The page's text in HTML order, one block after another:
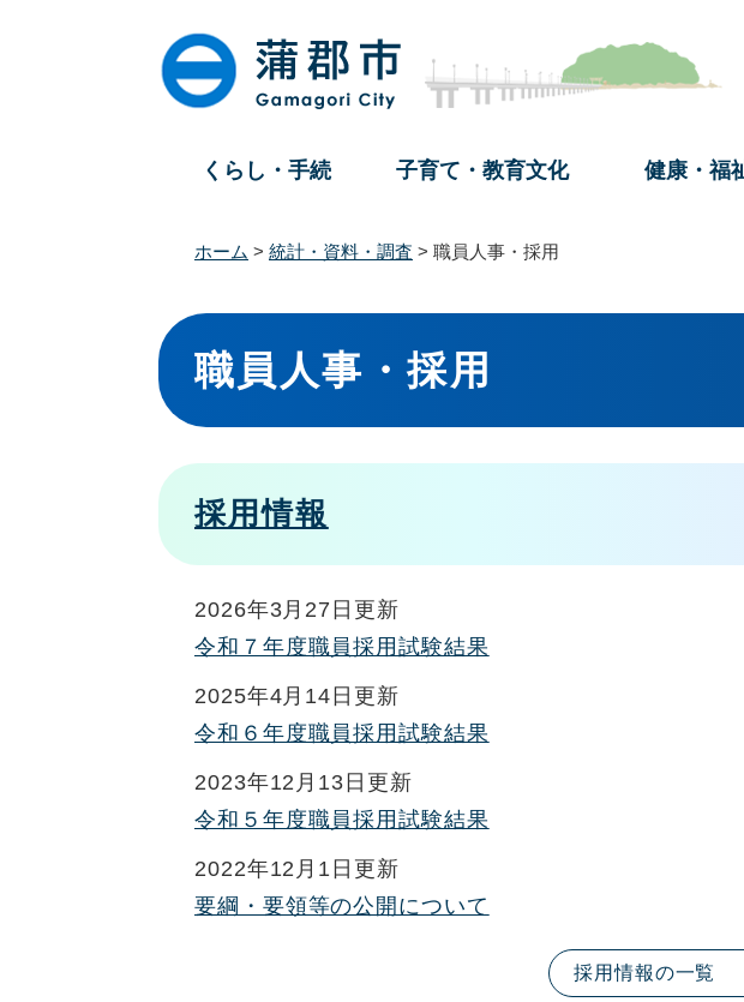
くらし・手続 子育て・教育文化 健康・福
ホーム > 統計・資料・調査 > 職員人事・採用
本
文
職員人事・採用
採用情報
2026年3月27日更新
令和７年度職員採用試験結果
2025年4月14日更新
令和６年度職員採用試験結果
2023年12月13日更新
令和５年度職員採用試験結果
2022年12月1日更新
要綱・要領等の公開について
採用情報の一覧